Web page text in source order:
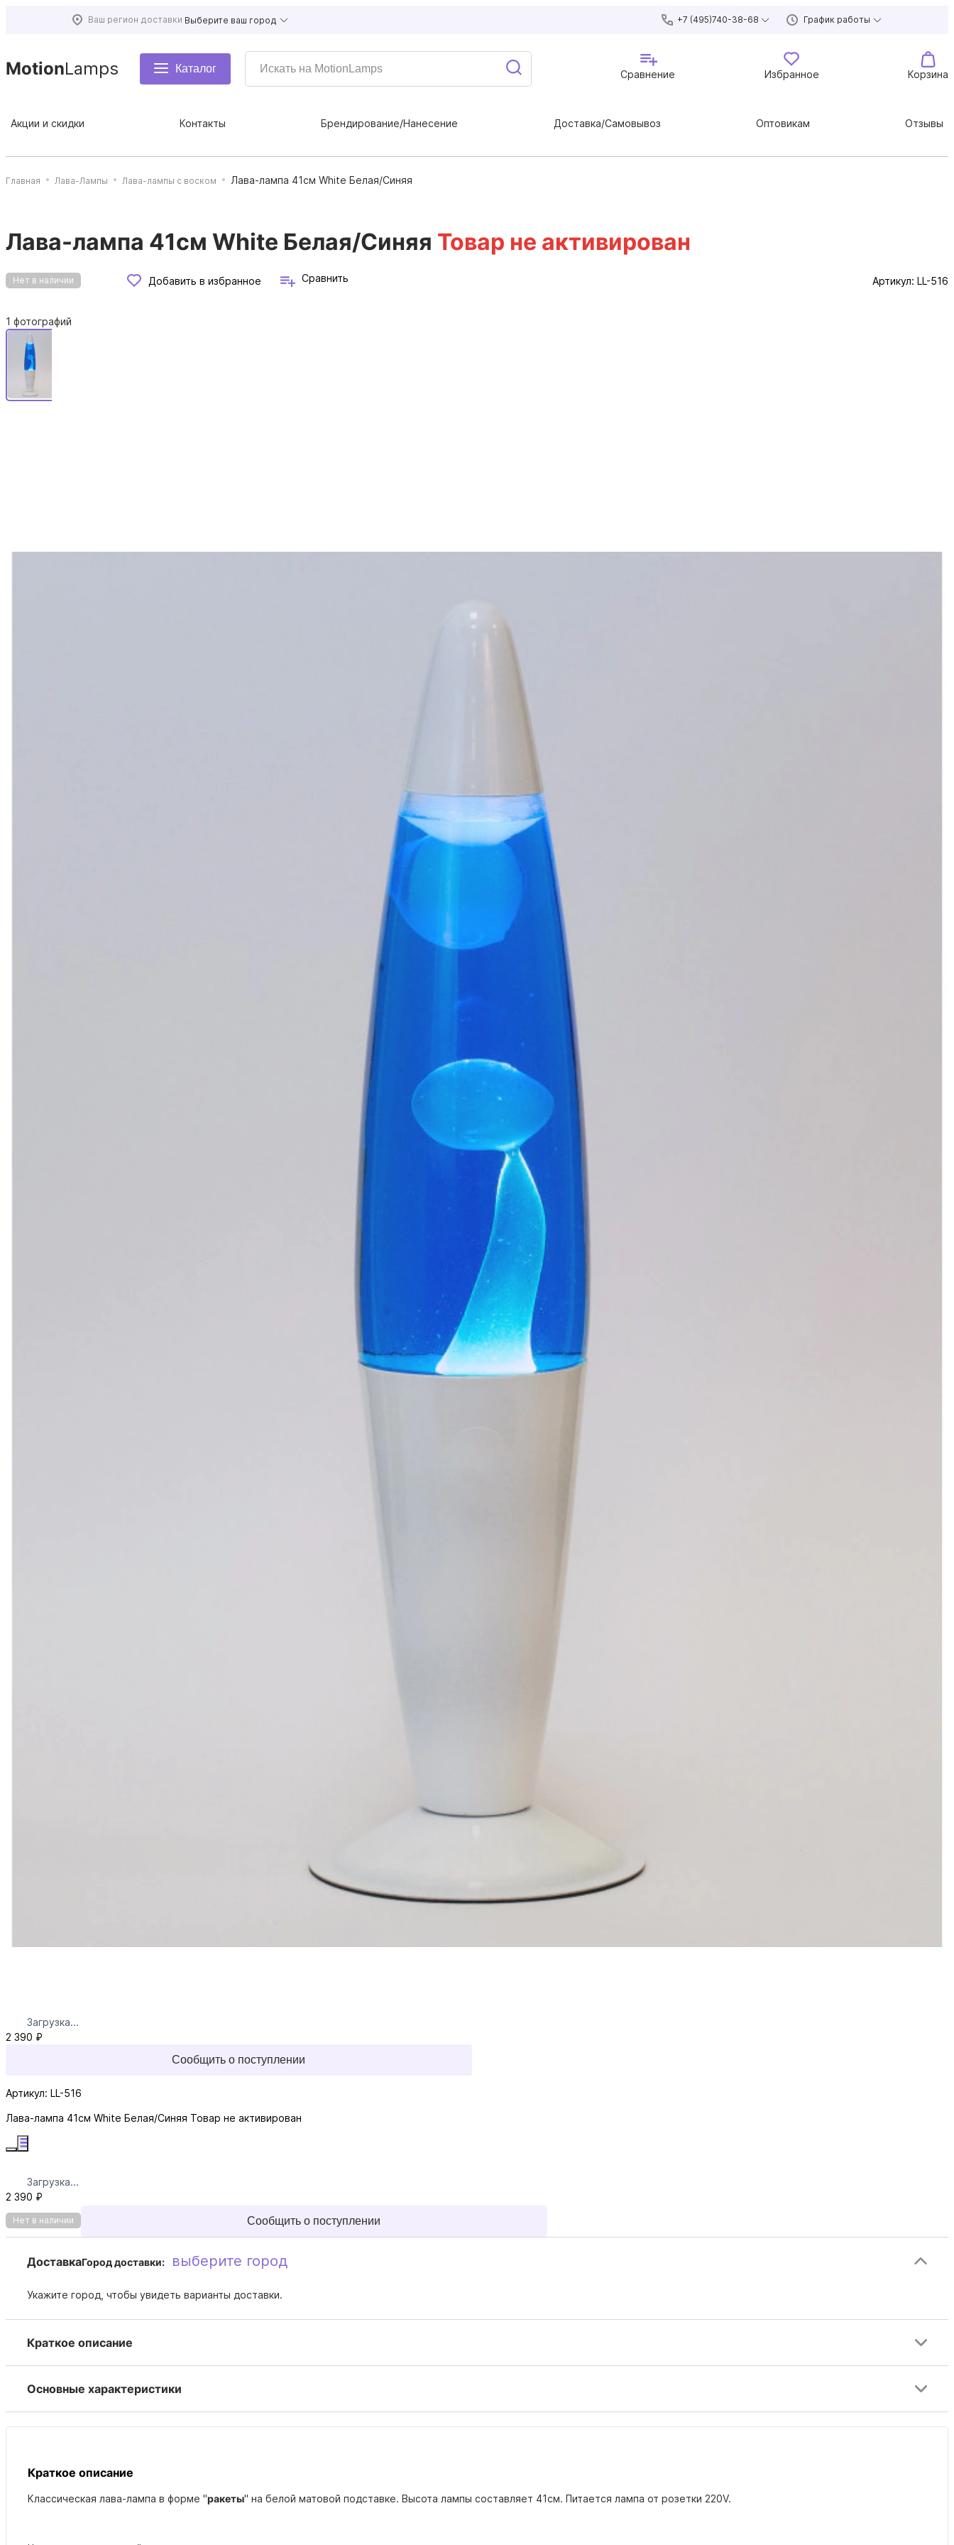
Ваш регион доставки Выберите ваш город +7 (495)740-38-68 График работы
MotionLamps Каталог Сравнение Избранное Корзина
Акции и скидки Контакты Брендирование/Нанесение Доставка/Самовывоз Оптовикам Отзывы
Главная Лава-Лампы Лава-лампы с воском Лава-лампа 41см White Белая/Синяя
Лава-лампа 41см White Белая/Синяя Товар не активирован
Нет в наличии Добавить в избранное Сравнить Артикул: LL-516
1 фотографий
Загрузка...
2 390 ₽
Сообщить о поступлении
Артикул: LL-516
Лава-лампа 41см White Белая/Синяя Товар не активирован
Загрузка...
2 390 ₽
Нет в наличии Сообщить о поступлении
ДоставкаГород доставки: выберите город
Укажите город, чтобы увидеть варианты доставки.
Краткое описание
Основные характеристики
Краткое описание
Классическая лава-лампа в форме "ракеты" на белой матовой подставке. Высота лампы составляет 41см. Питается лампа от розетки 220V.